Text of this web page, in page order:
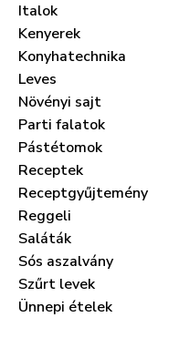
Italok
Kenyerek
Konyhatechnika
Leves
Növényi sajt
Parti falatok
Pástétomok
Receptek
Receptgyűjtemény
Reggeli
Saláták
Sós aszalvány
Szűrt levek
Ünnepi ételek